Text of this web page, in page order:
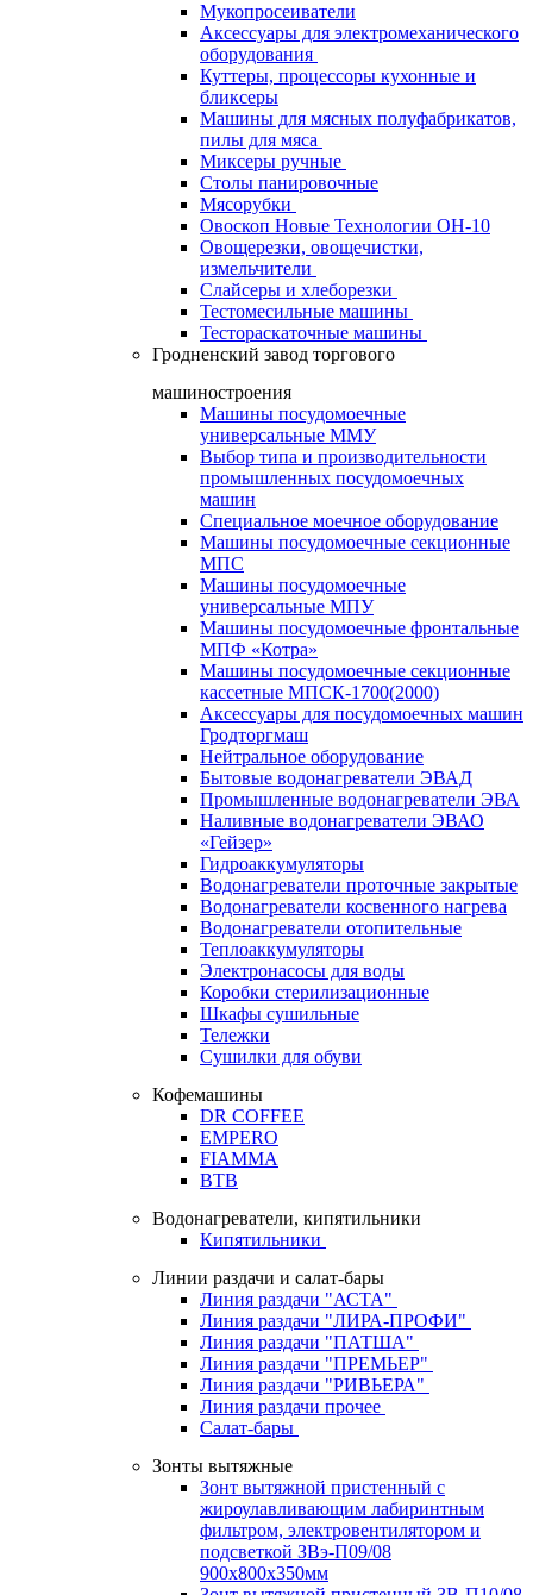
Мукопросеиватели
Аксессуары для электромеханического
оборудования
Куттеры, процессоры кухонные и
бликсеры
Машины для мясных полуфабрикатов,
пилы для мяса
Миксеры ручные
Столы панировочные
Мясорубки
Овоскоп Новые Технологии ОН-10
Овощерезки, овощечистки,
измельчители
Слайсеры и хлеборезки
Тестомесильные машины
Тестораскаточные машины
Гродненский завод торгового
машиностроения
Машины посудомоечные
универсальные ММУ
Выбор типа и производительности
промышленных посудомоечных
машин
Специальное моечное оборудование
Машины посудомоечные секционные
МПС
Машины посудомоечные
универсальные МПУ
Машины посудомоечные фронтальные
МПФ «Котра»
Машины посудомоечные секционные
кассетные МПСК-1700(2000)
Аксессуары для посудомоечных машин
Гродторгмаш
Нейтральное оборудование
Бытовые водонагреватели ЭВАД
Промышленные водонагреватели ЭВА
Наливные водонагреватели ЭВАО
«Гейзер»
Гидроаккумуляторы
Водонагреватели проточные закрытые
Водонагреватели косвенного нагрева
Водонагреватели отопительные
Теплоаккумуляторы
Электронасосы для воды
Коробки стерилизационные
Шкафы сушильные
Тележки
Сушилки для обуви
Кофемашины
DR COFFEE
EMPERO
FIAMMA
BTB
Водонагреватели, кипятильники
Кипятильники
Линии раздачи и салат-бары
Линия раздачи "АСТА"
Линия раздачи "ЛИРА-ПРОФИ"
Линия раздачи "ПАТША"
Линия раздачи "ПРЕМЬЕР"
Линия раздачи "РИВЬЕРА"
Линия раздачи прочее
Салат-бары
Зонты вытяжные
Зонт вытяжной пристенный с
жироулавливающим лабиринтным
фильтром, электровентилятором и
подсветкой ЗВэ-П09/08
900х800х350мм